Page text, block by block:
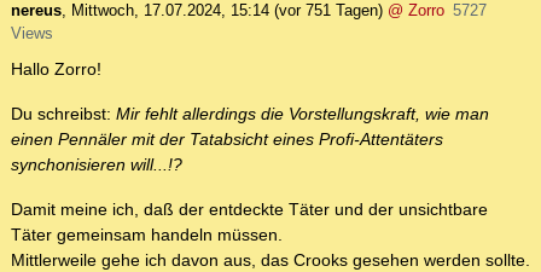
nereus, Mittwoch, 17.07.2024, 15:14 (vor 751 Tagen) @ Zorro 5727
Views
Hallo Zorro!
Du schreibst: Mir fehlt allerdings die Vorstellungskraft, wie man
einen Pennäler mit der Tatabsicht eines Profi-Attentäters
synchonisieren will...!?
Damit meine ich, daß der entdeckte Täter und der unsichtbare
Täter gemeinsam handeln müssen.
Mittlerweile gehe ich davon aus, das Crooks gesehen werden sollte.